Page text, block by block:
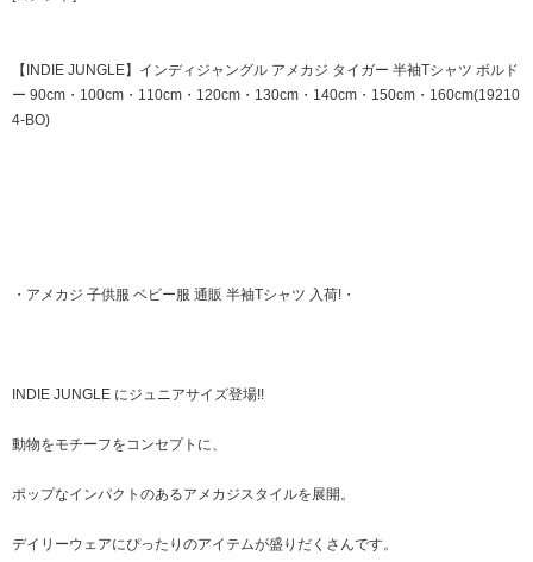
【INDIE JUNGLE】インディジャングル アメカジ タイガー 半袖Tシャツ ボルド
ー 90cm・100cm・110cm・120cm・130cm・140cm・150cm・160cm(19210
4-BO)
・アメカジ 子供服 ベビー服 通販 半袖Tシャツ 入荷!・
INDIE JUNGLE にジュニアサイズ登場!!
動物をモチーフをコンセプトに、
ポップなインパクトのあるアメカジスタイルを展開。
デイリーウェアにぴったりのアイテムが盛りだくさんです。